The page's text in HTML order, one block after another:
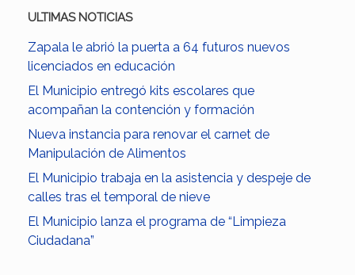
ULTIMAS NOTICIAS
Zapala le abrió la puerta a 64 futuros nuevos
licenciados en educación
El Municipio entregó kits escolares que
acompañan la contención y formación
Nueva instancia para renovar el carnet de
Manipulación de Alimentos
El Municipio trabaja en la asistencia y despeje de
calles tras el temporal de nieve
El Municipio lanza el programa de “Limpieza
Ciudadana”